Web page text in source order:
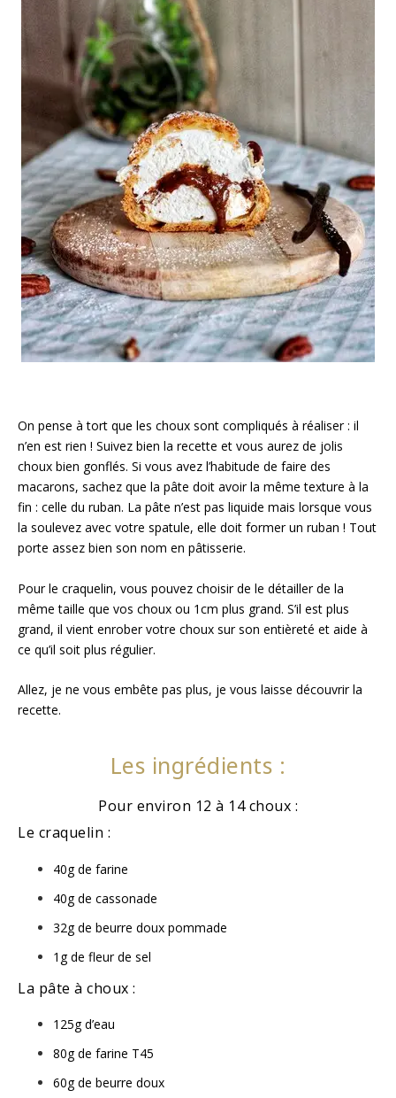
On pense à tort que les choux sont compliqués à réaliser : il
n’en est rien ! Suivez bien la recette et vous aurez de jolis
choux bien gonflés. Si vous avez l’habitude de faire des
macarons, sachez que la pâte doit avoir la même texture à la
fin : celle du ruban. La pâte n’est pas liquide mais lorsque vous
la soulevez avec votre spatule, elle doit former un ruban ! Tout
porte assez bien son nom en pâtisserie.
Pour le craquelin, vous pouvez choisir de le détailler de la
même taille que vos choux ou 1cm plus grand. S’il est plus
grand, il vient enrober votre choux sur son entièreté et aide à
ce qu’il soit plus régulier.
Allez, je ne vous embête pas plus, je vous laisse découvrir la
recette.
Les ingrédients :
Pour environ 12 à 14 choux :
Le craquelin :
40g de farine
40g de cassonade
32g de beurre doux pommade
1g de fleur de sel
La pâte à choux :
125g d’eau ⁣⁣
80g de farine T45 ⁣⁣
60g de beurre doux⁣⁣